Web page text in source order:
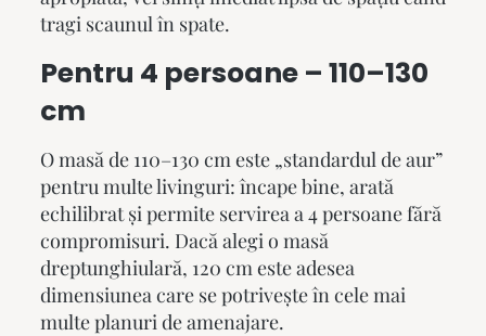
tragi scaunul în spate.
Pentru 4 persoane – 110–130
cm
O masă de 110–130 cm este „standardul de aur”
pentru multe livinguri: încape bine, arată
echilibrat și permite servirea a 4 persoane fără
compromisuri. Dacă alegi o masă
dreptunghiulară, 120 cm este adesea
dimensiunea care se potrivește în cele mai
multe planuri de amenajare.